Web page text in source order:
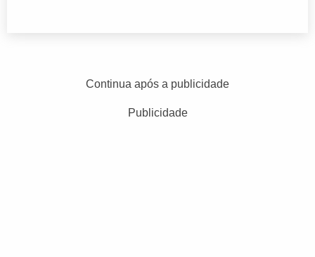
Continua após a publicidade
Publicidade